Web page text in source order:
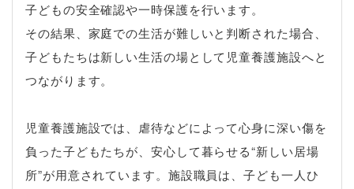
子どもの安全確認や一時保護を行います。
その結果、家庭での生活が難しいと判断された場合、
子どもたちは新しい生活の場として児童養護施設へと
つながります。
児童養護施設では、虐待などによって心身に深い傷を
負った子どもたちが、安心して暮らせる“新しい居場
所”が用意されています。施設職員は、子ども一人ひ